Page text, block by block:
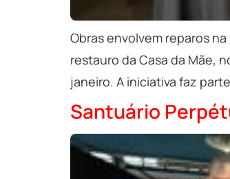
Obras envolvem reparos
restauro da Casa da Mãe,
janeiro. A iniciativa faz
Santuário